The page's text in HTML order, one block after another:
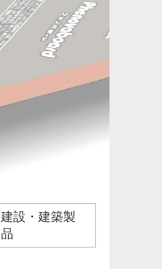
建設・建築製
品